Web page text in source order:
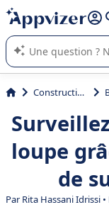
répondre (plusieurs
L'IA de Appvizer
logiciel SaaS en
Construction
loupe
de
ParRita Hassani Idrissi